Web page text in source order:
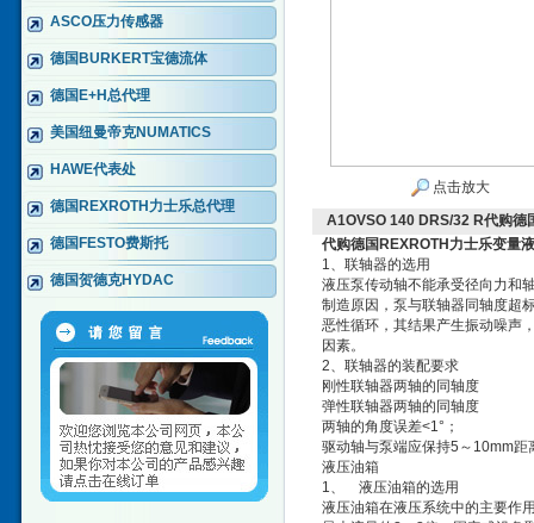
ASCO压力传感器
德国BURKERT宝德流体
德国E+H总代理
美国纽曼帝克NUMATICS
HAWE代表处
德国REXROTH力士乐总代理
德国FESTO费斯托
德国贺德克HYDAC
点击放大
A1OVSO 140 DRS/32 R代购德
代购德国REXROTH力士乐变量
1、联轴器的选用
液压泵传动轴不能承受径向力和
制造原因，泵与联轴器同轴度超
恶性循环，其结果产生振动噪声
因素。
2、联轴器的装配要求
刚性联轴器两轴的同轴度
弹性联轴器两轴的同轴度
两轴的角度误差<1°；
驱动轴与泵端应保持5～10mm距
液压油箱
1、 液压油箱的选用
液压油箱在液压系统中的主要作